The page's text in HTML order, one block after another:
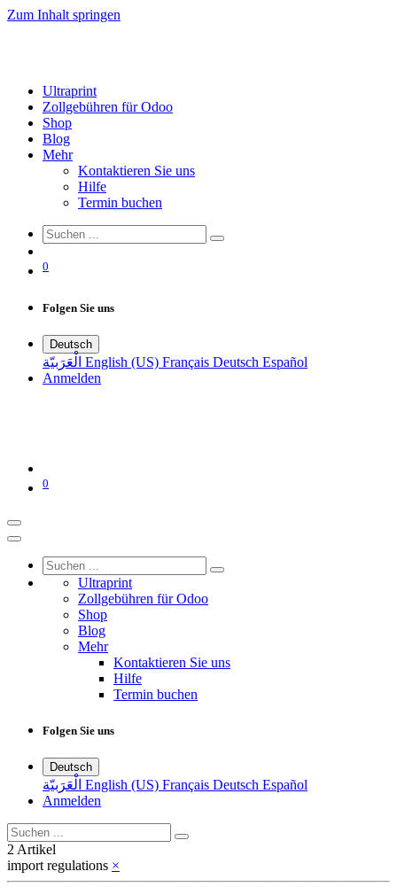
Zum Inhalt springen
Ultraprint
Zollgebühren für Odoo
Shop
Blog
Mehr
Kontaktieren Sie uns
Hilfe
Termin buchen
0
Folgen Sie uns
Deutsch
الْعَرَبيّة English (US) Français Deutsch Español
Anmelden
0
Ultraprint
Zollgebühren für Odoo
Shop
Blog
Mehr
Kontaktieren Sie uns
Hilfe
Termin buchen
Folgen Sie uns
Deutsch
الْعَرَبيّة English (US) Français Deutsch Español
Anmelden
2 Artikel
import regulations ×